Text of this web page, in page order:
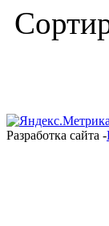
Разработка сайта -